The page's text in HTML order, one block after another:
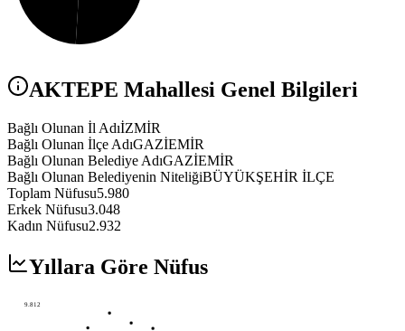
AKTEPE Mahallesi Genel Bilgileri
Bağlı Olunan İl AdıİZMİR
Bağlı Olunan İlçe AdıGAZİEMİR
Bağlı Olunan Belediye AdıGAZİEMİR
Bağlı Olunan Belediyenin NiteliğiBÜYÜKŞEHİR İLÇE
Toplam Nüfusu5.980
Erkek Nüfusu3.048
Kadın Nüfusu2.932
Yıllara Göre Nüfus
9.812